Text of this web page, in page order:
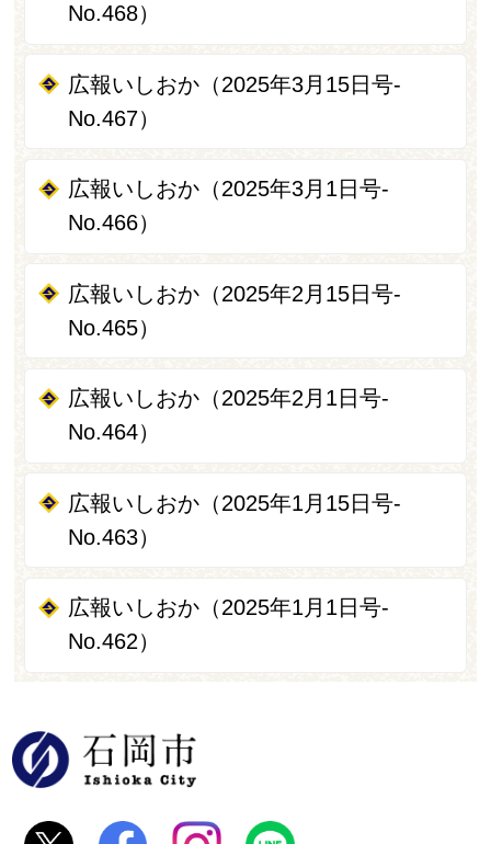
No.468）
広報いしおか（2025年3月15日号-
No.467）
広報いしおか（2025年3月1日号-
No.466）
広報いしおか（2025年2月15日号-
No.465）
広報いしおか（2025年2月1日号-
No.464）
広報いしおか（2025年1月15日号-
No.463）
広報いしおか（2025年1月1日号-
No.462）